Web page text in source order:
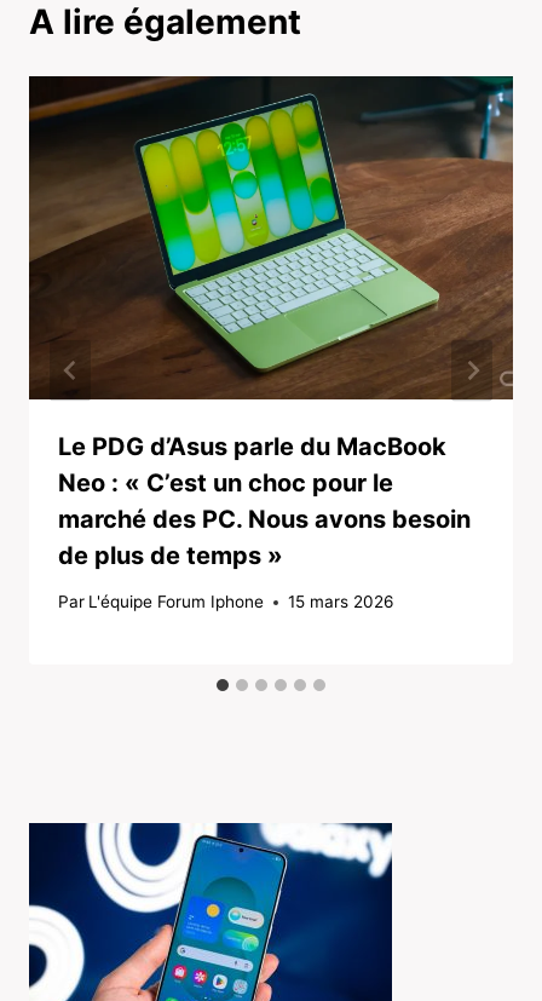
A lire également
Le PDG d’Asus parle du MacBook
Neo : « C’est un choc pour le
marché des PC. Nous avons besoin
de plus de temps »
Par L'équipe Forum Iphone 15 mars 2026